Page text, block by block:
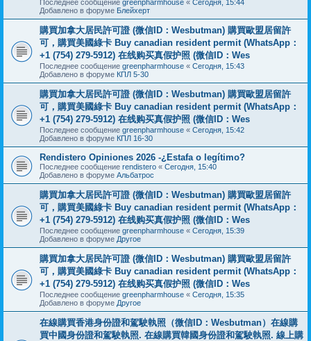
Последнее сообщение greenpharmhouse « Сегодня, 15:44
Добавлено в форуме Блейхерт
購買加拿大居民許可證 (微信ID：Wesbutman) 購買歐盟居留許
可，購買美國綠卡 Buy canadian resident permit (WhatsApp：
+1 (754) 279-5912) 在线购买真假护照 (微信ID：Wes
Последнее сообщение greenpharmhouse « Сегодня, 15:43
Добавлено в форуме КПЛ 5-30
購買加拿大居民許可證 (微信ID：Wesbutman) 購買歐盟居留許
可，購買美國綠卡 Buy canadian resident permit (WhatsApp：
+1 (754) 279-5912) 在线购买真假护照 (微信ID：Wes
Последнее сообщение greenpharmhouse « Сегодня, 15:42
Добавлено в форуме КПЛ 16-30
Rendistero Opiniones 2026 -¿Estafa o legítimo?
Последнее сообщение rendistero « Сегодня, 15:40
Добавлено в форуме Альбатрос
購買加拿大居民許可證 (微信ID：Wesbutman) 購買歐盟居留許
可，購買美國綠卡 Buy canadian resident permit (WhatsApp：
+1 (754) 279-5912) 在线购买真假护照 (微信ID：Wes
Последнее сообщение greenpharmhouse « Сегодня, 15:39
Добавлено в форуме Другое
購買加拿大居民許可證 (微信ID：Wesbutman) 購買歐盟居留許
可，購買美國綠卡 Buy canadian resident permit (WhatsApp：
+1 (754) 279-5912) 在线购买真假护照 (微信ID：Wes
Последнее сообщение greenpharmhouse « Сегодня, 15:35
Добавлено в форуме Другое
在線購買香港身份證和駕駛執照（微信ID：Wesbutman）在線購
買中國身份證和駕駛執照. 在線購買韓國身份證和駕駛執照. 線上購